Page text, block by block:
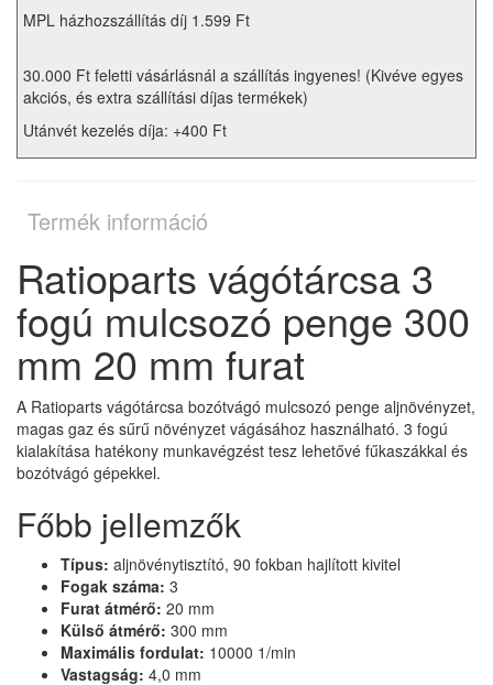
MPL házhozszállítás díj 1.599 Ft
30.000 Ft feletti vásárlásnál a szállítás ingyenes! (Kivéve egyes
akciós, és extra szállítási díjas termékek)
Utánvét kezelés díja: +400 Ft
Termék információ
Ratioparts vágótárcsa 3
fogú mulcsozó penge 300
mm 20 mm furat
A Ratioparts vágótárcsa bozótvágó mulcsozó penge aljnövényzet,
magas gaz és sűrű növényzet vágásához használható. 3 fogú
kialakítása hatékony munkavégzést tesz lehetővé fűkaszákkal és
bozótvágó gépekkel.
Főbb jellemzők
Típus: aljnövénytisztító, 90 fokban hajlított kivitel
Fogak száma: 3
Furat átmérő: 20 mm
Külső átmérő: 300 mm
Maximális fordulat: 10000 1/min
Vastagság: 4,0 mm